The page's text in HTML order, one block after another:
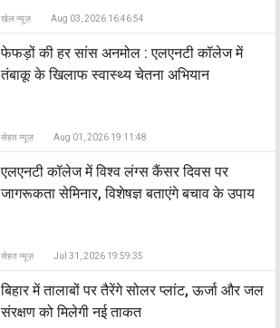
खेल न्यूज़ Aug 03, 2026 16:46:54
फेफड़ों की हर सांस अनमोल : एलएनटी कॉलेज में
तंबाकू के खिलाफ स्वास्थ्य चेतना अभियान
सेहत न्यूज़ Aug 01, 2026 19:11:48
एलएनटी कॉलेज में विश्व लंग्स कैंसर दिवस पर
जागरूकता सेमिनार, विशेषज्ञ बताएंगे बचाव के उपाय
सेहत न्यूज़ Jul 31, 2026 19:59:35
बिहार में तालाबों पर तैरेंगे सोलर प्लांट, ऊर्जा और जल
संरक्षण को मिलेगी नई ताकत